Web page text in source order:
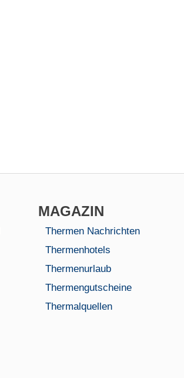
MAGAZIN
Thermen Nachrichten
Thermenhotels
Thermenurlaub
Thermengutscheine
Thermalquellen